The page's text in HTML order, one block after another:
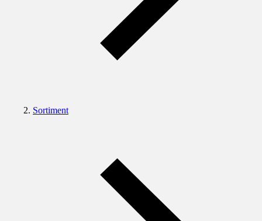
Sortiment